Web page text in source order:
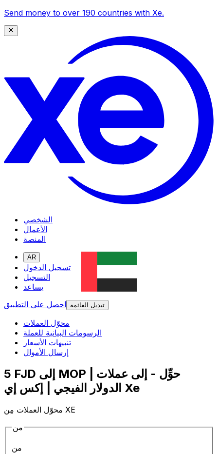
Send money to over 190 countries with Xe.
الشخصي
الأعمال
المنصة
AR
تسجيل الدخول
التسجيل
يساعد
احصل على التطبيق
تبديل القائمة
محوّل العملات
الرسومات البيانية للعملة
تنبيهات الأسعار
إرسال الأموال
5 FJD إلى MOP | حوِّل - إلى عملات
الدولار الفيجي | إكس إي Xe
محوّل العملات مِن XE
من
من